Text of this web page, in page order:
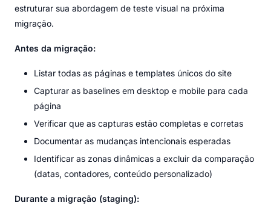
estruturar sua abordagem de teste visual na próxima
migração.
Antes da migração:
Listar todas as páginas e templates únicos do site
Capturar as baselines em desktop e mobile para cada
página
Verificar que as capturas estão completas e corretas
Documentar as mudanças intencionais esperadas
Identificar as zonas dinâmicas a excluir da comparação
(datas, contadores, conteúdo personalizado)
Durante a migração (staging):